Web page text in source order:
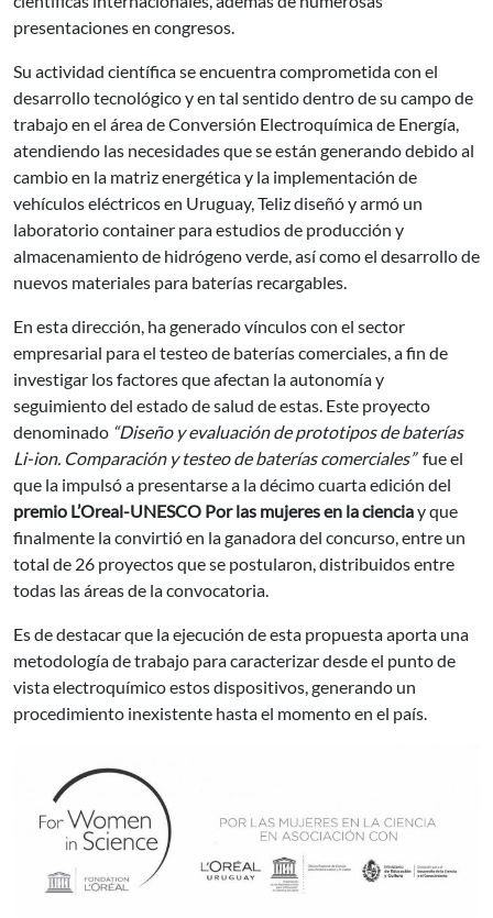
presentaciones en congresos.
Su actividad científica se encuentra comprometida con el
desarrollo tecnológico y en tal sentido dentro de su campo de
trabajo en el área de Conversión Electroquímica de Energía,
atendiendo las necesidades que se están generando debido al
cambio en la matriz energética y la implementación de
vehículos eléctricos en Uruguay, Teliz diseñó y armó un
laboratorio container para estudios de producción y
almacenamiento de hidrógeno verde, así como el desarrollo de
nuevos materiales para baterías recargables.
En esta dirección, ha generado vínculos con el sector
empresarial para el testeo de baterías comerciales, a fin de
investigar los factores que afectan la autonomía y
seguimiento del estado de salud de estas. Este proyecto
denominado “Diseño y evaluación de prototipos de baterías
Li-ion. Comparación y testeo de baterías comerciales”fue el
que la impulsó a presentarse a la décimo cuarta edición del
premio L’Oreal-UNESCO Por las mujeres en la cienciay que
finalmente la convirtió en la ganadora del concurso, entre un
total de 26 proyectos que se postularon, distribuidos entre
todas las áreas de la convocatoria.
Es de destacar que la ejecución de esta propuesta aporta una
metodología de trabajo para caracterizar desde el punto de
vista electroquímico estos dispositivos, generando un
procedimiento inexistente hasta el momento en el país.